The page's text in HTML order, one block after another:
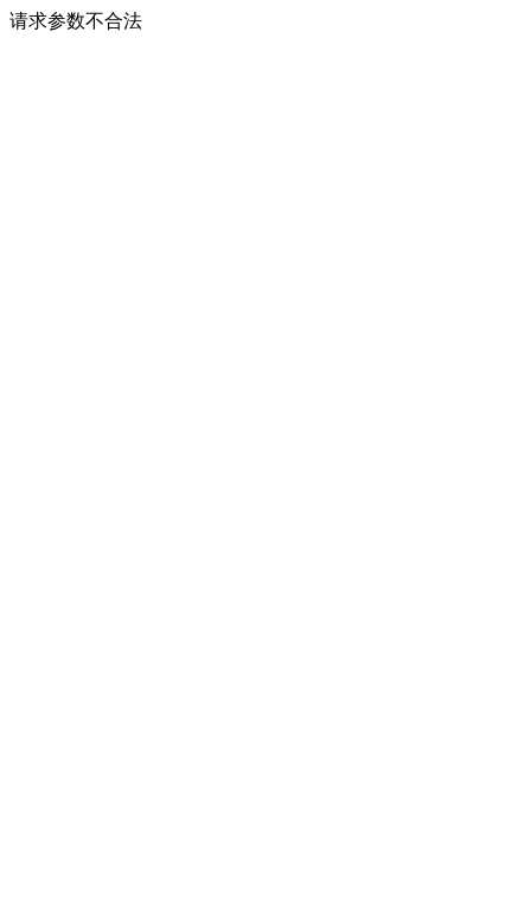
请求参数不合法